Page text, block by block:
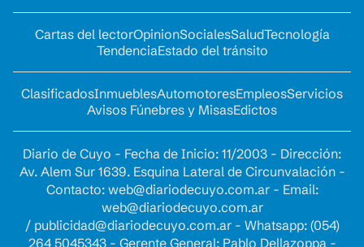
Cartas del lectorOpinionSocialesSaludTecnología
TendenciaEstado del tránsito
ClasificadosInmueblesAutomotoresEmpleosServicios
Avisos Fúnebres y MisasEdictos
Diario de Cuyo - Fecha de Inicio: 11/2003 - Dirección:
Av. Alem Sur 1639. Esquina Lateral de Circunvalación -
Contacto: web@diariodecuyo.com.ar- Email:
web@diariodecuyo.com.ar
/ publicidad@diariodecuyo.com.ar- Whatsapp: (054)
264 5045343 - Gerente General: Pablo Dellazoppa -